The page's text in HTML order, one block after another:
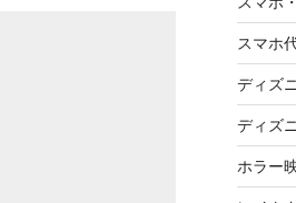
スマホ
ディズ
ディズ
ホラー